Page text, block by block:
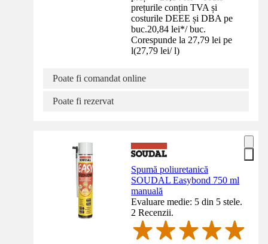
prețurile conțin TVA și
costurile DEEE și DBA pe
buc.20,84 lei*/ buc.
Corespunde la 27,79 lei pe
l(27,79 lei/ l)
Poate fi comandat online
Poate fi rezervat
Spumă poliuretanică
SOUDAL Easybond 750 ml
manuală
Evaluare medie: 5 din 5 stele.
2 Recenzii.